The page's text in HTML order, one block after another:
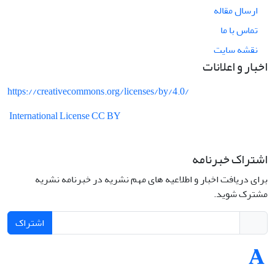
ارسال مقاله
تماس با ما
نقشه سایت
اخبار و اعلانات
https://creativecommons.org/licenses/by/4.0/
International License CC BY
اشتراک خبرنامه
برای دریافت اخبار و اطلاعیه های مهم نشریه در خبرنامه نشریه
مشترک شوید.
اشتراک